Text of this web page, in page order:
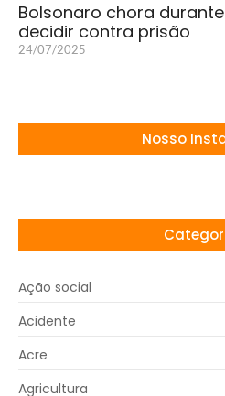
Bolsonaro chora
decidir contra prisão
24/07/2025
Nosso
Ação social
Acidente
Acre
Agricultura